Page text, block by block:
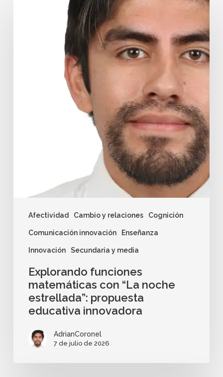
Afectividad Cambio y relaciones Cognición
Comunicación innovación Enseñanza
Innovación Secundaria y media
Explorando funciones
matemáticas con “La noche
estrellada”: propuesta
educativa innovadora
AdrianCoronel
7 de julio de 2026